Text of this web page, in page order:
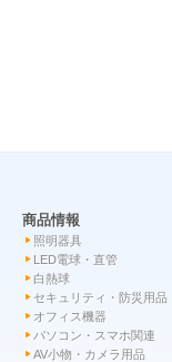
商品情報
照明器具
LED電球・直管
白熱球
セキュリティ・防災用品
オフィス機器
パソコン・スマホ関連
AV小物・カメラ用品